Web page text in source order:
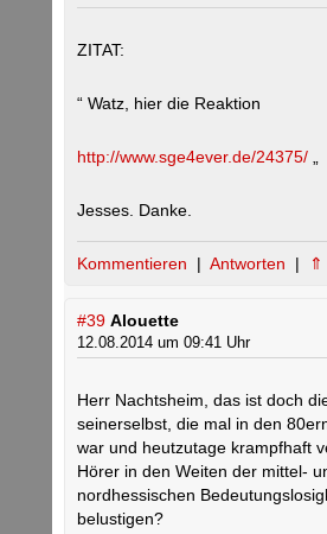
ZITAT:
“ Watz, hier die Reaktion
http://www.sge4ever.de/24375/
Jesses. Danke.
Kommentieren | Antworten | ⇑
#39 Alouette
12.08.2014 um 09:41 Uhr
Herr Nachtsheim, das ist doch
seinerselbst, die mal in den
war und heutzutage krampfhaft
Hörer in den Weiten der mittel-
nordhessischen
belustigen?